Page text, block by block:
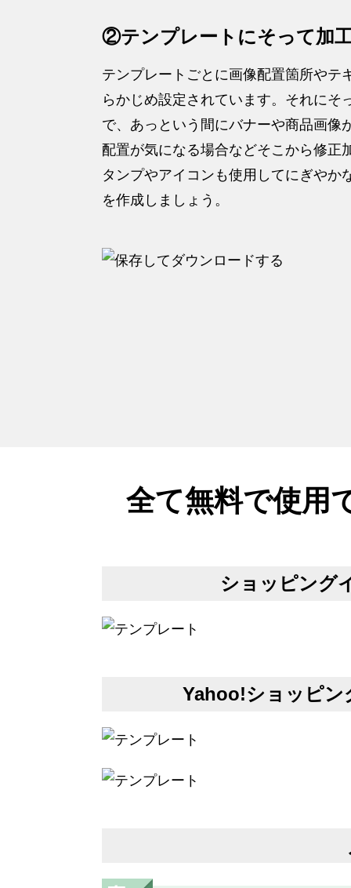
②テンプレートにそって加
テンプレートごとに画像配置箇所やテ
らかじめ設定されています。それにそ
で、あっという間にバナーや商品画像
配置が気になる場合などそこから修正
タンプやアイコンも使用してにぎやか
を作成しましょう。
全て無料で使用
ショッピング
Yahoo!ショッピン